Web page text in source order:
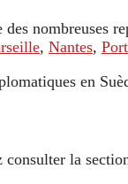
des nombreuses
, Nantes,
en
consulter la